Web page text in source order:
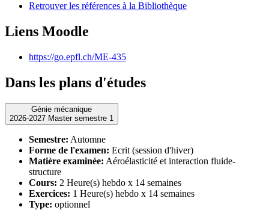
Retrouver les références à la Bibliothèque
Liens Moodle
https://go.epfl.ch/ME-435
Dans les plans d'études
Génie mécanique
2026-2027 Master semestre 1
Semestre: Automne
Forme de l'examen: Ecrit (session d'hiver)
Matière examinée: Aéroélasticité et interaction fluide-
structure
Cours: 2 Heure(s) hebdo x 14 semaines
Exercices: 1 Heure(s) hebdo x 14 semaines
Type: optionnel